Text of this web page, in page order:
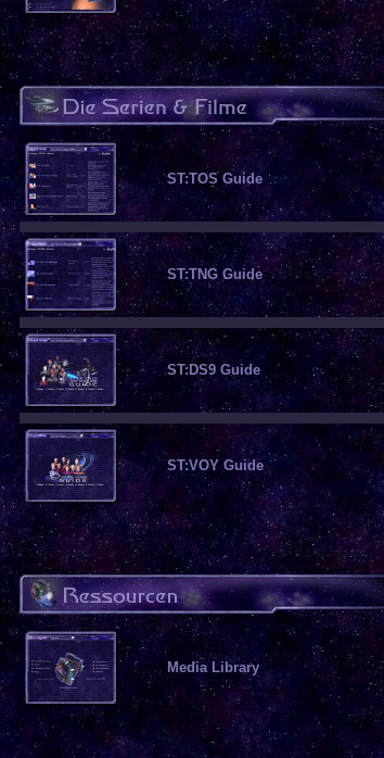
ST:TOS Guide
ST:TNG Guide
ST:DS9 Guide
ST:VOY Guide
Media Library